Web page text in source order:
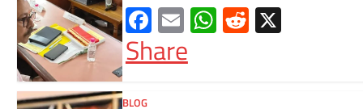
Facebook
EmailWhatsApp
Reddit
X
Share
BLOG